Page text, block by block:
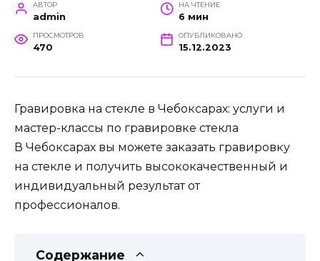
АВТОР
admin
НА ЧТЕНИЕ
6 мин
ПРОСМОТРОВ
470
ОПУБЛИКОВАНО
15.12.2023
Гравировка на стекле в Чебоксарах: услуги и
мастер-классы по гравировке стекла
В Чебоксарах вы можете заказать гравировку
на стекле и получить высококачественный и
индивидуальный результат от
профессионалов.
Содержание